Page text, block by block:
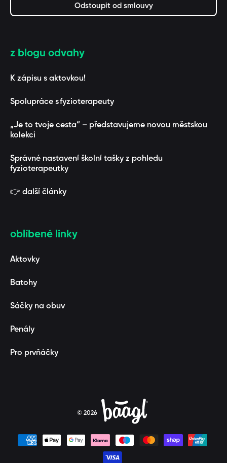
Odstoupit od smlouvy
z blogu odvahy
K zápisu s aktovkou!
Spolupráce s fyzioterapeuty
„Je to tvoje cesta“ – představujeme novou městskou
kolekci
Správné nastavení školní tašky z pohledu
fyzioterapeutky
👉 další články
oblíbené linky
Aktovky
Batohy
Sáčky na obuv
Penály
Pro prvňáčky
© 2026
Platební metody